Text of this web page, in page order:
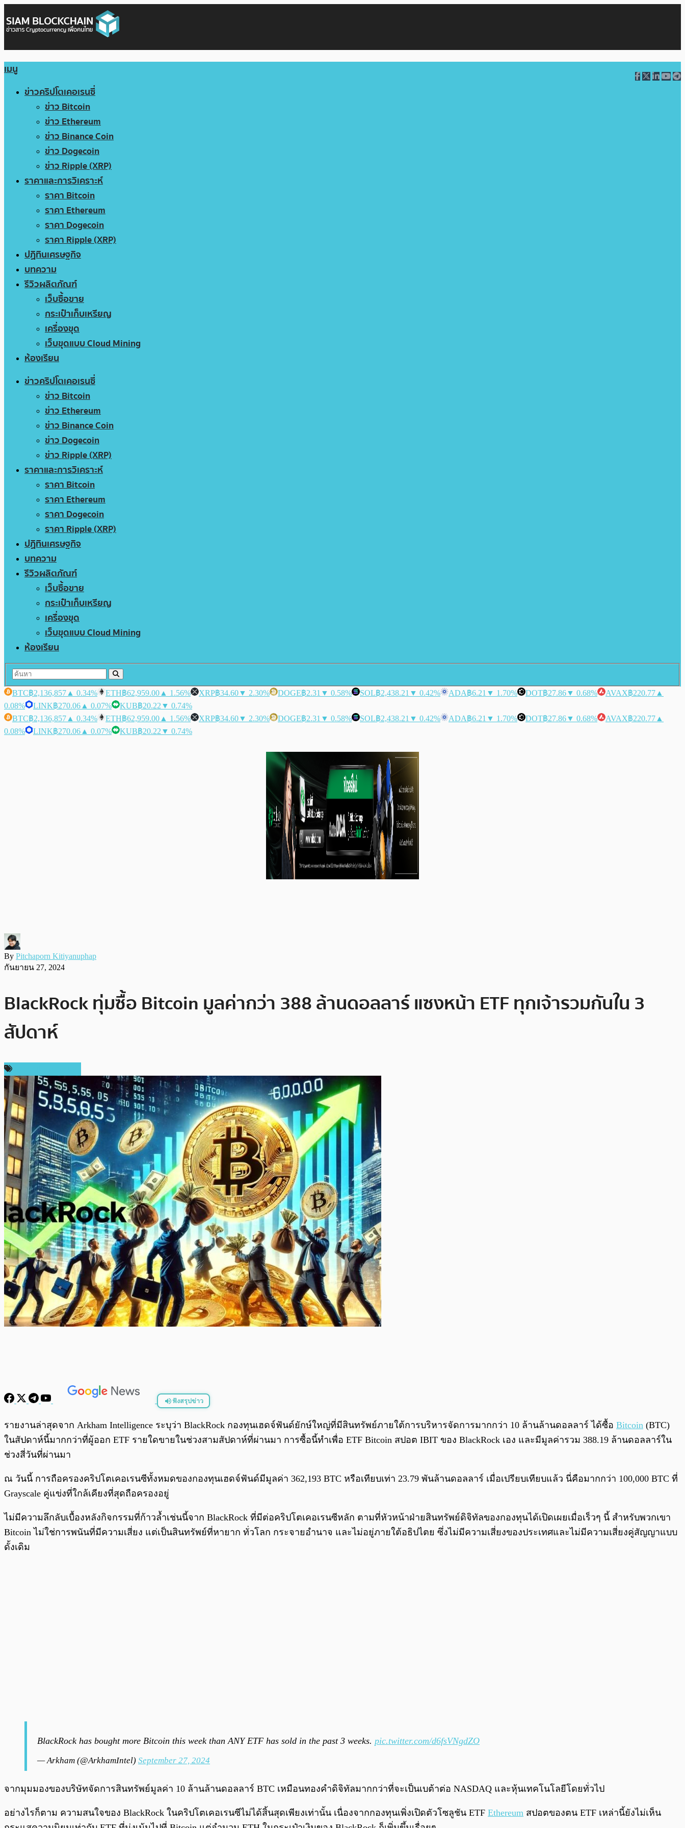
เมนู
ข่าวคริปโตเคอเรนซี่
ข่าว Bitcoin
ข่าว Ethereum
ข่าว Binance Coin
ข่าว Dogecoin
ข่าว Ripple (XRP)
ราคาและการวิเคราะห์
ราคา Bitcoin
ราคา Ethereum
ราคา Dogecoin
ราคา Ripple (XRP)
ปฏิทินเศรษฐกิจ
บทความ
รีวิวผลิตภัณฑ์
เว็บซื้อขาย
กระเป๋าเก็บเหรียญ
เครื่องขุด
เว็บขุดแบบ Cloud Mining
ห้องเรียน
ข่าวคริปโตเคอเรนซี่
ข่าว Bitcoin
ข่าว Ethereum
ข่าว Binance Coin
ข่าว Dogecoin
ข่าว Ripple (XRP)
ราคาและการวิเคราะห์
ราคา Bitcoin
ราคา Ethereum
ราคา Dogecoin
ราคา Ripple (XRP)
ปฏิทินเศรษฐกิจ
บทความ
รีวิวผลิตภัณฑ์
เว็บซื้อขาย
กระเป๋าเก็บเหรียญ
เครื่องขุด
เว็บขุดแบบ Cloud Mining
ห้องเรียน
BTC฿2,136,857 ▲ 0.34% ETH฿62,959.00 ▲ 1.56% XRP฿34.60▼ 2.30% DOGE฿2.31 ▼ 0.58% SOL฿2,438.21 ▼ 0.42% ADA฿6.21 ▼ 1.70% DOT฿27.86▼ 0.68% AVAX฿220.77 ▲
0.08%
LINK฿270.06 ▲ 0.07% KUB฿20.22 ▼ 0.74%
BTC฿2,136,857 ▲ 0.34% ETH฿62,959.00 ▲ 1.56% XRP฿34.60▼ 2.30% DOGE฿2.31 ▼ 0.58% SOL฿2,438.21 ▼ 0.42% ADA฿6.21 ▼ 1.70% DOT฿27.86▼ 0.68% AVAX฿220.77 ▲
0.08%
LINK฿270.06 ▲ 0.07% KUB฿20.22 ▼ 0.74%
By Pitchaporn Kitiyanuphap
กันยายน 27, 2024
BlackRock ทุ่มซื้อ Bitcoin มูลค่ากว่า 388 ล้านดอลลาร์ แซงหน้า ETF ทุกเจ้ารวมกันใน 3
สัปดาห์
ฟังสรุปข่าว
พร้อมเล่น 0:00 0:00
รายงานล่าสุดจาก Arkham Intelligence ระบุว่า BlackRock กองทุนเฮดจ์ฟันด์ยักษ์ใหญ่ที่มีสินทรัพย์ภายใต้การบริหารจัดการมากกว่า 10 ล้านล้านดอลลาร์ ได้ซื้อ Bitcoin (BTC)
ในสัปดาห์นี้มากกว่าที่ผู้ออก ETF รายใดขายในช่วงสามสัปดาห์ที่ผ่านมา การซื้อนี้ทำเพื่อ ETF Bitcoin สปอต IBIT ของ BlackRock เอง และมีมูลค่ารวม 388.19 ล้านดอลลาร์ใน
ช่วงสี่วันที่ผ่านมา
ณ วันนี้ การถือครองคริปโตเคอเรนซีทั้งหมดของกองทุนเฮดจ์ฟันด์มีมูลค่า 362,193 BTC หรือเทียบเท่า 23.79 พันล้านดอลลาร์ เมื่อเปรียบเทียบแล้ว นี่คือมากกว่า 100,000 BTC ที่
Grayscale คู่แข่งที่ใกล้เคียงที่สุดถือครองอยู่
ไม่มีความลึกลับเบื้องหลังกิจกรรมที่ก้าวล้ำเช่นนี้จาก BlackRock ที่มีต่อคริปโตเคอเรนซีหลัก ตามที่หัวหน้าฝ่ายสินทรัพย์ดิจิทัลของกองทุนได้เปิดเผยเมื่อเร็วๆ นี้ สำหรับพวกเขา
Bitcoin ไม่ใช่การพนันที่มีความเสี่ยง แต่เป็นสินทรัพย์ที่หายาก ทั่วโลก กระจายอำนาจ และไม่อยู่ภายใต้อธิปไตย ซึ่งไม่มีความเสี่ยงของประเทศและไม่มีความเสี่ยงคู่สัญญาแบบ
ดั้งเดิม
BlackRock has bought more Bitcoin this week than ANY ETF has sold in the past 3 weeks. pic.twitter.com/d6fsVNgdZO
— Arkham (@ArkhamIntel) September 27, 2024
จากมุมมองของบริษัทจัดการสินทรัพย์มูลค่า 10 ล้านล้านดอลลาร์ BTC เหมือนทองคำดิจิทัลมากกว่าที่จะเป็นเบต้าต่อ NASDAQ และหุ้นเทคโนโลยีโดยทั่วไป
อย่างไรก็ตาม ความสนใจของ BlackRock ในคริปโตเคอเรนซีไม่ได้สิ้นสุดเพียงเท่านั้น เนื่องจากกองทุนเพิ่งเปิดตัวโซลูชัน ETF Ethereum สปอตของตน ETF เหล่านี้ยังไม่เห็น